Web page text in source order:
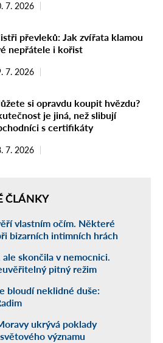
7. 2026
převleků: Jak zvířata klamou
nepřátele i kořist
7. 2026
si opravdu koupit hvězdu?
je jiná, než slibují
s certifikáty
7. 2026
ČLÁNKY
vlastním očím. Některé
bizarních intimních hrách
skončila v nemocnici.
pitný režim
bloudí neklidné duše:
ukrývá poklady
významu